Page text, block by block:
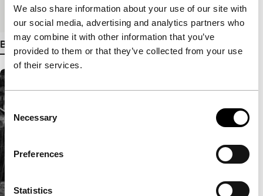
We also share information about your use of our site with
our social media, advertising and analytics partners who
may combine it with other information that you’ve
provided to them or that they’ve collected from your use
of their services.
Consent
Selection
Necessary
Preferences
Statistics
Medium/Formaat35mm
Bekijk meer details